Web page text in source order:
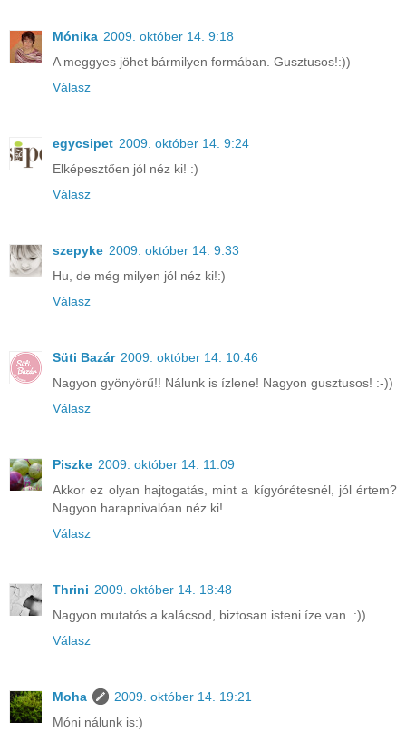
Mónika 2009. október 14. 9:18
A meggyes jöhet bármilyen formában. Gusztusos!:))
Válasz
egycsipet 2009. október 14. 9:24
Elképesztően jól néz ki! :)
Válasz
szepyke 2009. október 14. 9:33
Hu, de még milyen jól néz ki!:)
Válasz
Süti Bazár 2009. október 14. 10:46
Nagyon gyönyörű!! Nálunk is ízlene! Nagyon gusztusos! :-))
Válasz
Piszke 2009. október 14. 11:09
Akkor ez olyan hajtogatás, mint a kígyórétesnél, jól értem?
Nagyon harapnivalóan néz ki!
Válasz
Thrini 2009. október 14. 18:48
Nagyon mutatós a kalácsod, biztosan isteni íze van. :))
Válasz
Moha
2009. október 14. 19:21
Móni nálunk is:)